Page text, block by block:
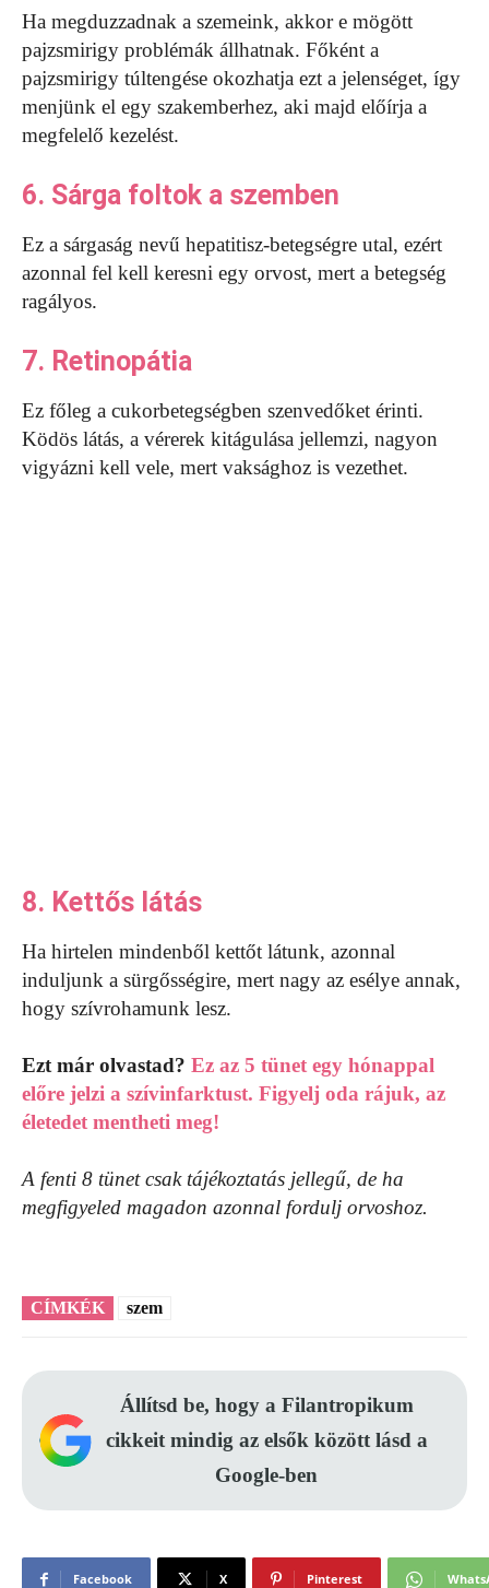
Ha megduzzadnak a szemeink, akkor e mögött
pajzsmirigy problémák állhatnak. Főként a
pajzsmirigy túltengése okozhatja ezt a jelenséget, így
menjünk el egy szakemberhez, aki majd előírja a
megfelelő kezelést.
6. Sárga foltok a szemben
Ez a sárgaság nevű hepatitisz-betegségre utal, ezért
azonnal fel kell keresni egy orvost, mert a betegség
ragályos.
7. Retinopátia
Ez főleg a cukorbetegségben szenvedőket érinti.
Ködös látás, a vérerek kitágulása jellemzi, nagyon
vigyázni kell vele, mert vaksághoz is vezethet.
8. Kettős látás
Ha hirtelen mindenből kettőt látunk, azonnal
induljunk a sürgősségire, mert nagy az esélye annak,
hogy szívrohamunk lesz.
Ezt már olvastad? Ez az 5 tünet egy hónappal
előre jelzi a szívinfarktust. Figyelj oda rájuk, az
életedet mentheti meg!
A fenti 8 tünet csak tájékoztatás jellegű, de ha
megfigyeled magadon azonnal fordulj orvoshoz.
CÍMKÉK szem
Állítsd be, hogy a Filantropikum
cikkeit mindig az elsők között lásd a
Google-ben
Facebook X Pinterest